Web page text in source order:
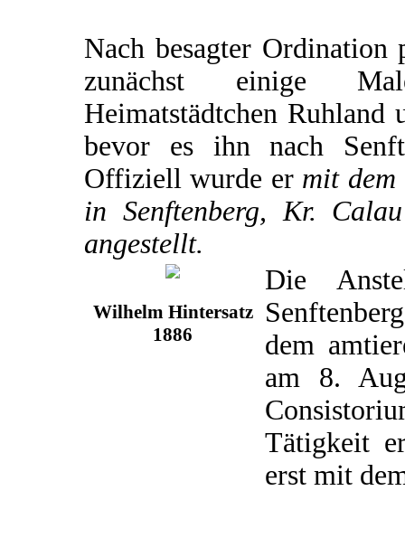
Nach besagter Ordination
zunächst einige
Heimatstädtchen Ruhland
bevor es ihn nach
Offiziell wurde er mit dem
in Senftenberg, Kr.
angestellt.
Wilhelm Hintersatz
1886
Die
dem
am 8.
Tätigkeit
erst mit